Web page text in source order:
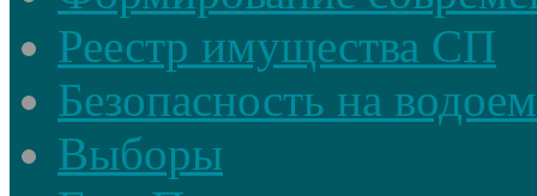
Реестр имущества СП
Безопасность на
Выборы